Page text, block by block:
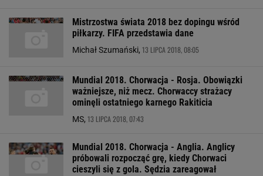
Mistrzostwa świata 2018 bez dopingu wśród
piłkarzy. FIFA przedstawia dane
Michał Szumański, 13 LIPCA 2018, 08:05
Mundial 2018. Chorwacja - Rosja. Obowiązki
ważniejsze, niż mecz. Chorwaccy strażacy
ominęli ostatniego karnego Rakiticia
MS, 13 LIPCA 2018, 07:43
Mundial 2018. Chorwacja - Anglia. Anglicy
próbowali rozpocząć grę, kiedy Chorwaci
cieszyli się z gola. Sędzia zareagował